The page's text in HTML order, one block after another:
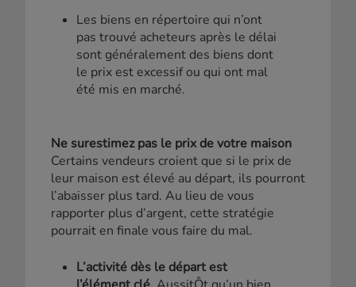
Les biens en répertoire qui n’ont
pas trouvé acheteurs après le délai
sont généralement des biens dont
le prix est excessif ou qui ont mal
été mis en marché.
Ne surestimez pas le prix de votre maison
Certains vendeurs croient que si le prix de
leur maison est élevé au départ, ils pourront
l’abaisser plus tard. Au lieu de vous
rapporter plus d’argent, cette stratégie
pourrait en finale vous faire du mal.
L’activité dès le départ est